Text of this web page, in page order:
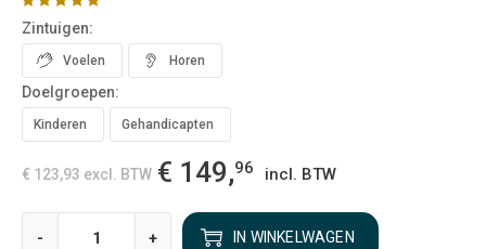
Zintuigen:
Voelen Horen
Doelgroepen:
Kinderen Gehandicapten
€ 123,93 excl. BTW € 149,96 incl. BTW
- + IN WINKELWAGEN